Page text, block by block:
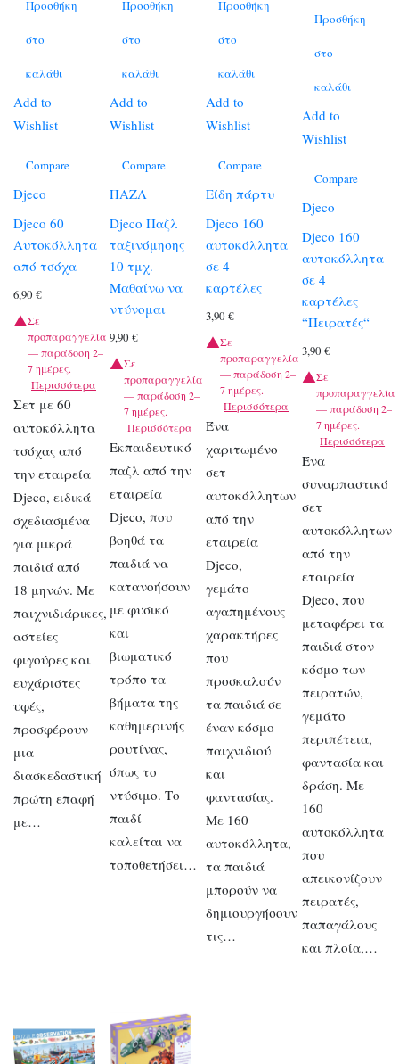
Προσθήκη
στο
καλάθι
Add to
Wishlist
Compare
Djeco
Djeco 60
Αυτοκόλλητα
από τσόχα
6,90 €
Σε
προπαραγγελία
— παράδοση 2–
7 ημέρες.
Περισσότερα
Σετ με 60
αυτοκόλλητα
τσόχας από
την εταιρεία
Djeco, ειδικά
σχεδιασμένα
για μικρά
παιδιά από
18 μηνών. Με
παιχνιδιάρικες,
αστείες
φιγούρες και
ευχάριστες
υφές,
προσφέρουν
μια
διασκεδαστική
πρώτη επαφή
με…
Προσθήκη
στο
καλάθι
Add to
Wishlist
Compare
ΠΑΖΛ
Djeco Παζλ
ταξινόμησης
10 τμχ.
Μαθαίνω να
ντύνομαι
9,90€
Σε
προπαραγγελία
— παράδοση 2–
7 ημέρες.
Περισσότερα
Εκπαιδευτικό
παζλ από την
εταιρεία
Djeco, που
βοηθά τα
παιδιά να
κατανοήσουν
με φυσικό
και
βιωματικό
τρόπο τα
βήματα της
καθημερινής
ρουτίνας,
όπως το
ντύσιμο. Το
παιδί
καλείται να
τοποθετήσει…
Προσθήκη
στο
καλάθι
Add to
Wishlist
Compare
Είδη πάρτυ
Djeco 160
αυτοκόλλητα
σε 4
καρτέλες
3,90€
Σε
προπαραγγελία
— παράδοση 2–
7 ημέρες.
Περισσότερα
Ένα
χαριτωμένο
σετ
αυτοκόλλητων
από την
εταιρεία
Djeco,
γεμάτο
αγαπημένους
χαρακτήρες
που
προσκαλούν
τα παιδιά σε
έναν κόσμο
παιχνιδιού
και
φαντασίας.
Με 160
αυτοκόλλητα,
τα παιδιά
μπορούν να
δημιουργήσουν
τις…
Προσθήκη
στο
καλάθι
Add to
Wishlist
Compare
Djeco
Djeco 160
αυτοκόλλητα
σε 4
καρτέλες
“Πειρατές“
3,90€
Σε
προπαραγγελία
— παράδοση 2–
7 ημέρες.
Περισσότερα
Ένα
συναρπαστικό
σετ
αυτοκόλλητων
από την
εταιρεία
Djeco, που
μεταφέρει τα
παιδιά στον
κόσμο των
πειρατών,
γεμάτο
περιπέτεια,
φαντασία και
δράση. Με
160
αυτοκόλλητα
που
απεικονίζουν
πειρατές,
παπαγάλους
και πλοία,…